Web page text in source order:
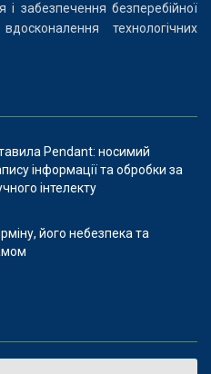
і забезпечення безперебійної
технологічних
Pendant: носимий
інформації та обробки за
інтелекту
його небезпека та